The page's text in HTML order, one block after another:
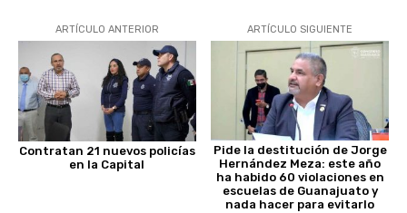
ARTÍCULO ANTERIOR
Contratan 21 nuevos policías
en la Capital
ARTÍCULO SIGUIENTE
Pide la destitución de Jorge
Hernández Meza: este año
ha habido 60 violaciones en
escuelas de Guanajuato y
nada hacer para evitarlo